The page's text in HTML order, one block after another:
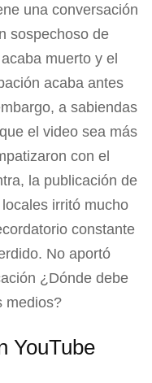
una conversación
sospechoso de
muerto y el
acaba antes
a sabiendas
el video sea más
con el
la publicación de
irritó mucho
constante
No aportó
¿Dónde debe
medios?
YouTube